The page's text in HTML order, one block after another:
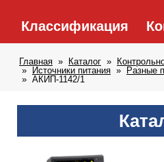
Классификация
Главная Каталог
Источники питания
Разные
АКИП-1142/1